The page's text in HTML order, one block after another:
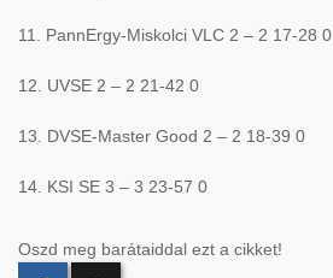
11. PannErgy-Miskolci VLC 2 – 2 17-28 0
12. UVSE 2 – 2 21-42 0
13. DVSE-Master Good 2 – 2 18-39 0
14. KSI SE 3 – 3 23-57 0
Oszd meg barátaiddal ezt a cikket!